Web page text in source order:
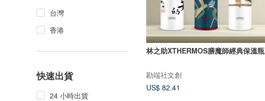
台灣
香港
快速出貨
24 小時出貨
林之助XTHERMOS膳魔師經典保溫瓶
勘端社文創
US$ 82.41